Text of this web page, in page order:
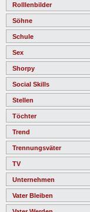
Rolllenbilder
Söhne
Schule
Sex
Shorpy
Social Skills
Stellen
Töchter
Trend
Trennungsväter
TV
Unternehmen
Vater Bleiben